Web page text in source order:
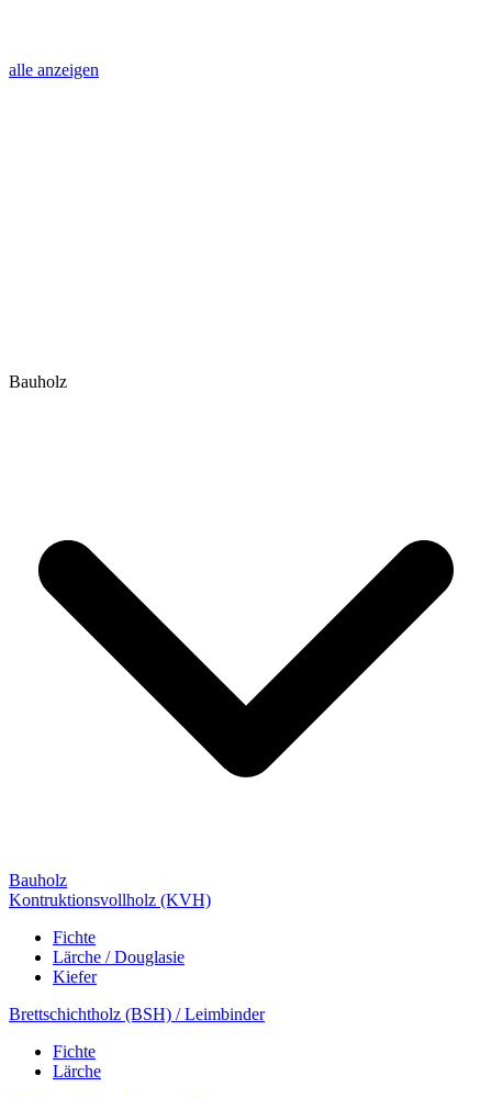
alle anzeigen
Bauholz
Bauholz
Kontruktionsvollholz (KVH)
Fichte
Lärche / Douglasie
Kiefer
Brettschichtholz (BSH) / Leimbinder
Fichte
Lärche